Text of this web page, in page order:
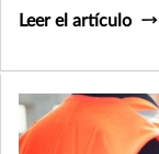
Leer el artículo